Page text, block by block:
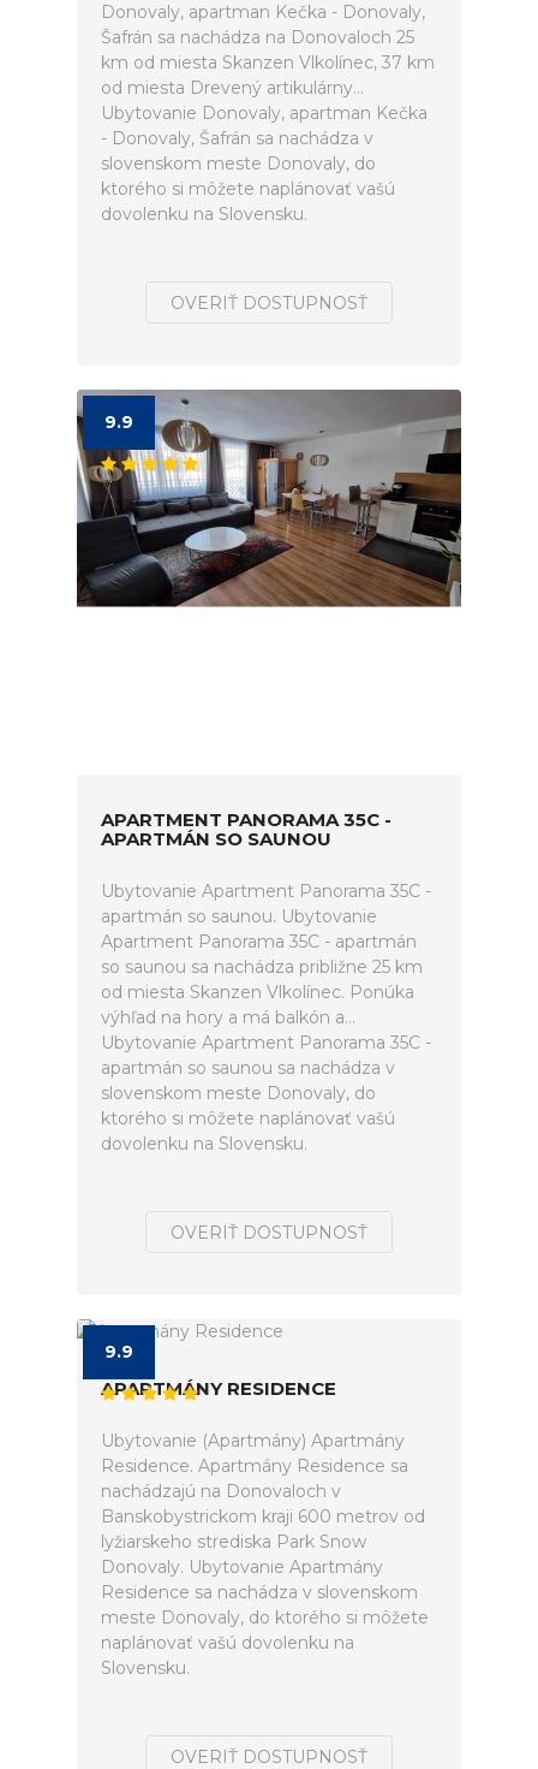
Donovaly, apartman Kečka - Donovaly,
Šafrán sa nachádza na Donovaloch 25
km od miesta Skanzen Vlkolínec, 37 km
od miesta Drevený artikulárny...
Ubytovanie Donovaly, apartman Kečka
- Donovaly, Šafrán sa nachádza v
slovenskom meste Donovaly, do
ktorého si môžete naplánovať vašú
dovolenku na Slovensku.
OVERIŤ DOSTUPNOSŤ
9.9
APARTMENT PANORAMA 35C -
APARTMÁN SO SAUNOU
Ubytovanie Apartment Panorama 35C -
apartmán so saunou. Ubytovanie
Apartment Panorama 35C - apartmán
so saunou sa nachádza približne 25 km
od miesta Skanzen Vlkolínec. Ponúka
výhľad na hory a má balkón a...
Ubytovanie Apartment Panorama 35C -
apartmán so saunou sa nachádza v
slovenskom meste Donovaly, do
ktorého si môžete naplánovať vašú
dovolenku na Slovensku.
OVERIŤ DOSTUPNOSŤ
9.9
APARTMÁNY RESIDENCE
Ubytovanie (Apartmány) Apartmány
Residence. Apartmány Residence sa
nachádzajú na Donovaloch v
Banskobystrickom kraji 600 metrov od
lyžiarskeho strediska Park Snow
Donovaly. Ubytovanie Apartmány
Residence sa nachádza v slovenskom
meste Donovaly, do ktorého si môžete
naplánovať vašú dovolenku na
Slovensku.
OVERIŤ DOSTUPNOSŤ